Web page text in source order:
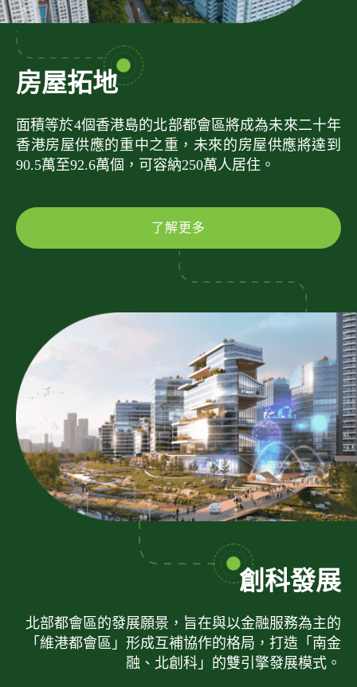
房屋拓地
面積等於4個香港島的北部都會區將成為未來二十年
香港房屋供應的重中之重，未來的房屋供應將達到
90.5萬至92.6萬個，可容納250萬人居住。
了解更多
創科發展
北部都會區的發展願景，旨在與以金融服務為主的
「維港都會區」形成互補協作的格局，打造「南金
融、北創科」的雙引擎發展模式。